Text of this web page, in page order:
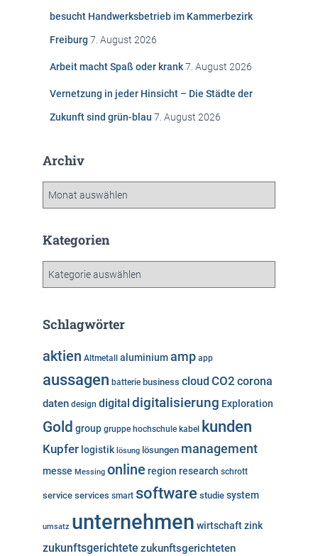
besucht Handwerksbetrieb im Kammerbezirk
Freiburg 7. August 2026
Arbeit macht Spaß oder krank7. August 2026
Vernetzung in jeder Hinsicht – Die Städte der
Zukunft sind grün-blau 7. August 2026
Archiv
h
Kategorien
g
r
i
n
Schlagwörter
aktien Altmetall aluminiumamp app
aussagen batterie business cloud CO2 corona
daten design digital digitalisierung Exploration
Gold group gruppe hochschule kabel kunden
Kupfer logistik lösung lösungen management
messe Messing online region research schrott
service services smart software studie system
umsatz unternehmen wirtschaftzink
zukunftsgerichtete zukunftsgerichteten